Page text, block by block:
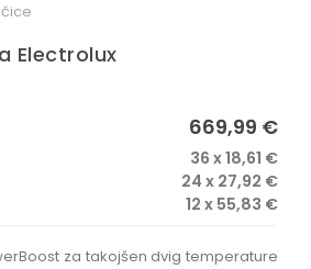
Electrolux
669,99 €
36 x 18,61 €
24 x 27,92 €
12 x 55,83 €
za takojšen dvig temperature